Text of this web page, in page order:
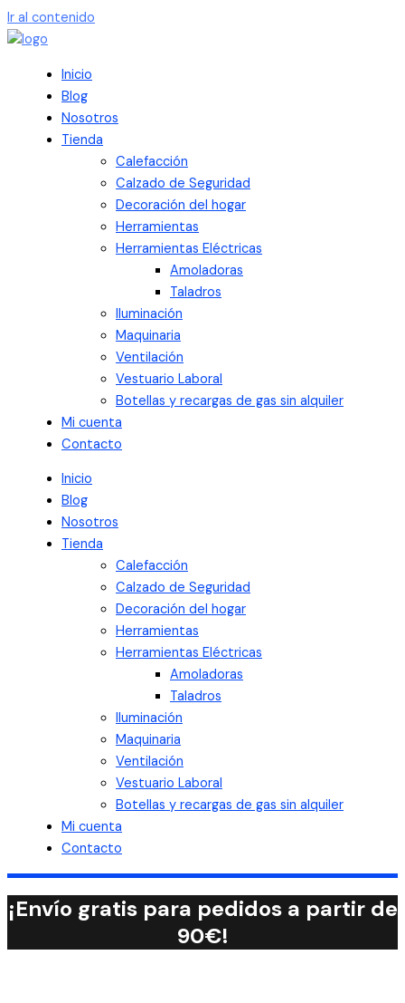
Ir al contenido
Inicio
Blog
Nosotros
Tienda
Calefacción
Calzado de Seguridad
Decoración del hogar
Herramientas
Herramientas Eléctricas
Amoladoras
Taladros
Iluminación
Maquinaria
Ventilación
Vestuario Laboral
Botellas y recargas de gas sin alquiler
Mi cuenta
Contacto
Inicio
Blog
Nosotros
Tienda
Calefacción
Calzado de Seguridad
Decoración del hogar
Herramientas
Herramientas Eléctricas
Amoladoras
Taladros
Iluminación
Maquinaria
Ventilación
Vestuario Laboral
Botellas y recargas de gas sin alquiler
Mi cuenta
Contacto
¡Envío gratis para pedidos a partir de
90€!